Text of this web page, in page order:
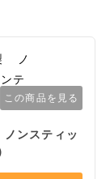
この商品を見る
ンスティッ